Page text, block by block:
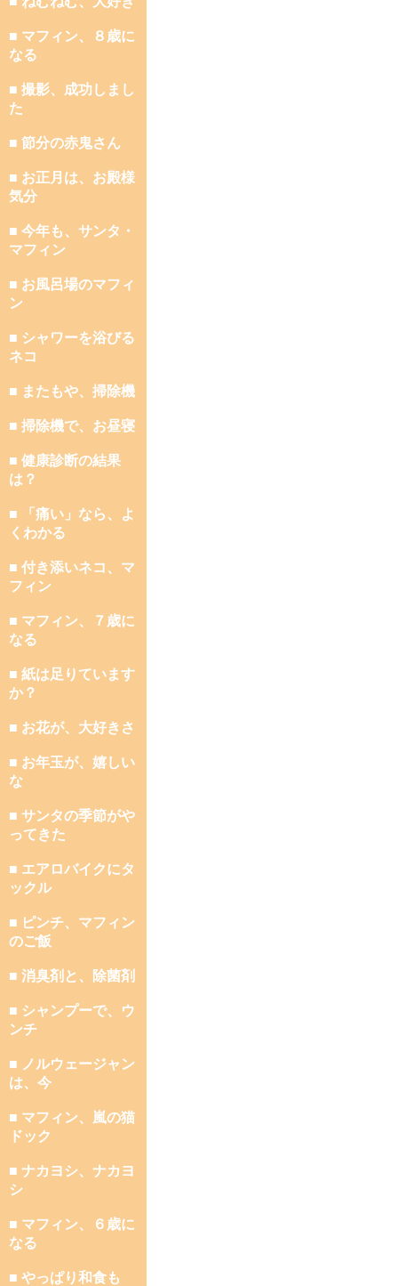
■ マフィン、８歳に
なる
■ 撮影、成功しまし
た
■ 節分の赤鬼さん
■ お正月は、お殿様
気分
■ 今年も、サンタ・
マフィン
■ お風呂場のマフィ
ン
■ シャワーを浴びる
ネコ
■ またもや、掃除機
■ 掃除機で、お昼寝
■ 健康診断の結果
は？
■ 「痛い」なら、よ
くわかる
■ 付き添いネコ、マ
フィン
■ マフィン、７歳に
なる
■ 紙は足りています
か？
■ お花が、大好きさ
■ お年玉が、嬉しい
な
■ サンタの季節がや
ってきた
■ エアロバイクにタ
ックル
■ ピンチ、マフィン
のご飯
■ 消臭剤と、除菌剤
■ シャンプーで、ウ
ンチ
■ ノルウェージャン
は、今
■ マフィン、嵐の猫
ドック
■ ナカヨシ、ナカヨ
シ
■ マフィン、６歳に
なる
■ やっぱり和食も